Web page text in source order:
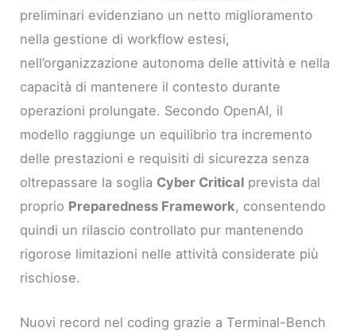
preliminari evidenziano un netto miglioramento
nella gestione di workflow estesi,
nell’organizzazione autonoma delle attività e nella
capacità di mantenere il contesto durante
operazioni prolungate. Secondo OpenAI, il
modello raggiunge un equilibrio tra incremento
delle prestazioni e requisiti di sicurezza senza
oltrepassare la soglia Cyber Critical prevista dal
proprio Preparedness Framework, consentendo
quindi un rilascio controllato pur mantenendo
rigorose limitazioni nelle attività considerate più
rischiose.
Nuovi record nel coding grazie a Terminal-Bench